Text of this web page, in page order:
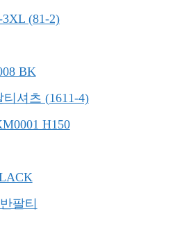
(81-2)
BK
셔츠 (1611-4)
H150
팔티